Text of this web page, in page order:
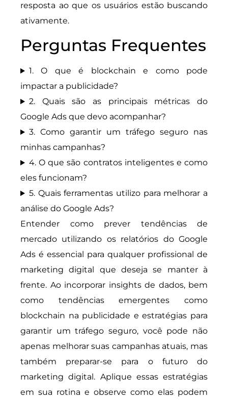
resposta ao que os usuários estão buscando
ativamente.
Perguntas Frequentes
1. O que é blockchain e como pode
impactar a publicidade?
2. Quais são as principais métricas do
Google Ads que devo acompanhar?
3. Como garantir um tráfego seguro nas
minhas campanhas?
4. O que são contratos inteligentes e como
eles funcionam?
5. Quais ferramentas utilizo para melhorar a
análise do Google Ads?
Entender como prever tendências de
mercado utilizando os relatórios do Google
Ads é essencial para qualquer profissional de
marketing digital que deseja se manter à
frente. Ao incorporar insights de dados, bem
como tendências emergentes como
blockchain na publicidade e estratégias para
garantir um tráfego seguro, você pode não
apenas melhorar suas campanhas atuais, mas
também preparar-se para o futuro do
marketing digital. Aplique essas estratégias
em sua rotina e observe como elas podem